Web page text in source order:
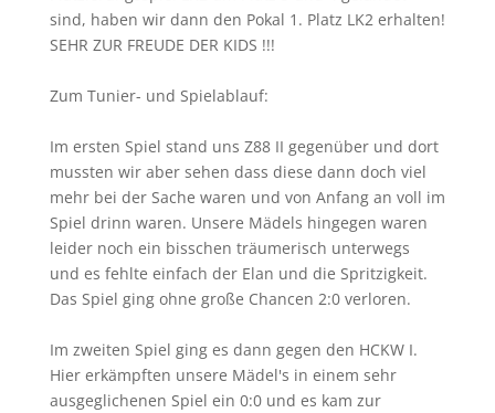
sind, haben wir dann den Pokal 1. Platz LK2 erhalten!
SEHR ZUR FREUDE DER KIDS !!!
Zum Tunier- und Spielablauf:
Im ersten Spiel stand uns Z88 II gegenüber und dort
mussten wir aber sehen dass diese dann doch viel
mehr bei der Sache waren und von Anfang an voll im
Spiel drinn waren. Unsere Mädels hingegen waren
leider noch ein bisschen träumerisch unterwegs
und es fehlte einfach der Elan und die Spritzigkeit.
Das Spiel ging ohne große Chancen 2:0 verloren.
Im zweiten Spiel ging es dann gegen den HCKW I.
Hier erkämpften unsere Mädel's in einem sehr
ausgeglichenen Spiel ein 0:0 und es kam zur